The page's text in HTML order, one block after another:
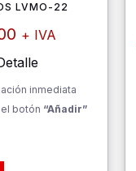
LVMO-22
+ IVA
inmediata
botón “Añadir”